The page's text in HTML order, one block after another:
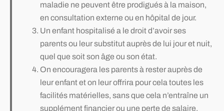
maladie ne peuvent être prodigués à la maison,
en consultation externe ou en hôpital de jour.
Un enfant hospitalisé a le droit d’avoir ses
parents ou leur substitut auprès de lui jour et nuit,
quel que soit son âge ou son état.
On encouragera les parents à rester auprès de
leur enfant et on leur offrira pour cela toutes les
facilités matérielles, sans que cela n’entraîne un
supplément financier ou une perte de salaire.